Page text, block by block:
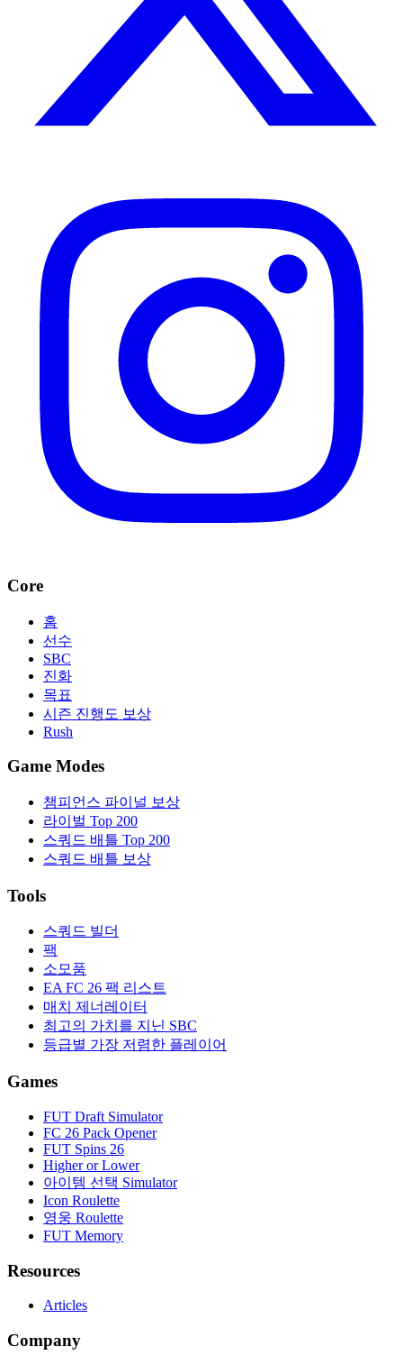
Core
홈
선수
SBC
진화
목표
시즌 진행도 보상
Rush
Game Modes
챔피언스 파이널 보상
라이벌 Top 200
스쿼드 배틀 Top 200
스쿼드 배틀 보상
Tools
스쿼드 빌더
팩
소모품
EA FC 26 팩 리스트
매치 제너레이터
최고의 가치를 지닌 SBC
등급별 가장 저렴한 플레이어
Games
FUT Draft Simulator
FC 26 Pack Opener
FUT Spins 26
Higher or Lower
아이템 선택 Simulator
Icon Roulette
영웅 Roulette
FUT Memory
Resources
Articles
Company